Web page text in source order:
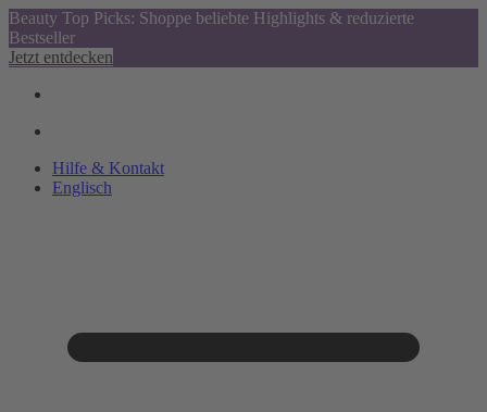
Beauty Top Picks: Shoppe beliebte Highlights & reduzierte
Bestseller
Jetzt entdecken
Hilfe & Kontakt
Englisch